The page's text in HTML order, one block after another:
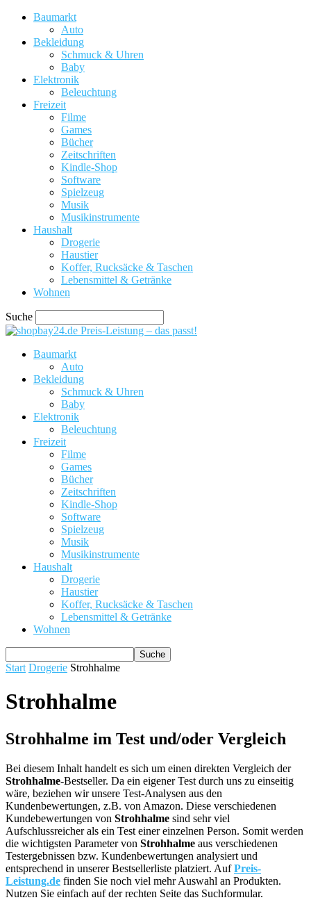
Baumarkt
Auto
Bekleidung
Schmuck & Uhren
Baby
Elektronik
Beleuchtung
Freizeit
Filme
Games
Bücher
Zeitschriften
Kindle-Shop
Software
Spielzeug
Musik
Musikinstrumente
Haushalt
Drogerie
Haustier
Koffer, Rucksäcke & Taschen
Lebensmittel & Getränke
Wohnen
Suche
Preis-Leistung – das passt!
Baumarkt
Auto
Bekleidung
Schmuck & Uhren
Baby
Elektronik
Beleuchtung
Freizeit
Filme
Games
Bücher
Zeitschriften
Kindle-Shop
Software
Spielzeug
Musik
Musikinstrumente
Haushalt
Drogerie
Haustier
Koffer, Rucksäcke & Taschen
Lebensmittel & Getränke
Wohnen
Start Drogerie Strohhalme
Strohhalme
Strohhalme im Test und/oder Vergleich
Bei diesem Inhalt handelt es sich um einen direkten Vergleich der
Strohhalme-Bestseller. Da ein eigener Test durch uns zu einseitig
wäre, beziehen wir unsere Test-Analysen aus den
Kundenbewertungen, z.B. von Amazon. Diese verschiedenen
Kundebewertungen von Strohhalme sind sehr viel
Aufschlussreicher als ein Test einer einzelnen Person. Somit werden
die wichtigsten Parameter von Strohhalme aus verschiedenen
Testergebnissen bzw. Kundenbewertungen analysiert und
entsprechend in unserer Bestsellerliste platziert. AufPreis-
Leistung.de finden Sie noch viel mehr Auswahl an Produkten.
Nutzen Sie einfach auf der rechten Seite das Suchformular.